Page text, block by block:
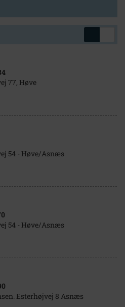
77, Høve
54 - Høve/Asnæs
54 - Høve/Asnæs
Esterhøjvej 8 Asnæs